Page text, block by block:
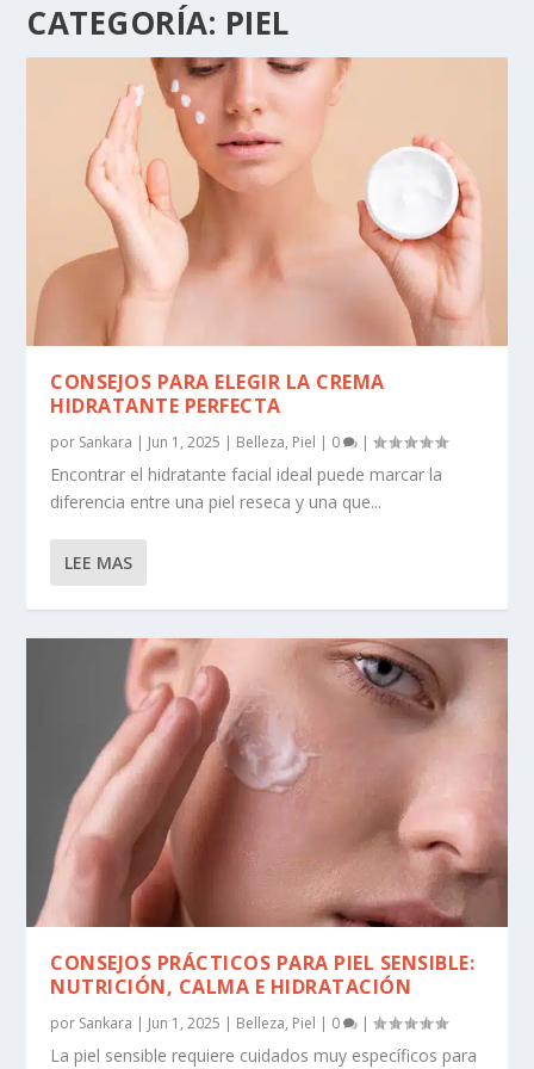
CATEGORÍA: PIEL
CONSEJOS PARA ELEGIR LA CREMA
HIDRATANTE PERFECTA
por Sankara | Jun 1, 2025 | Belleza, Piel | 0 |
Encontrar el hidratante facial ideal puede marcar la
diferencia entre una piel reseca y una que...
LEE MAS
CONSEJOS PRÁCTICOS PARA PIEL SENSIBLE:
NUTRICIÓN, CALMA E HIDRATACIÓN
por Sankara | Jun 1, 2025 | Belleza, Piel | 0 |
La piel sensible requiere cuidados muy específicos para